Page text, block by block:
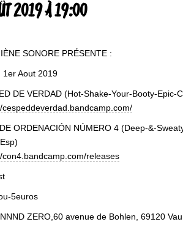
2019 À 19:00
SONORE PRÉSENTE :
1er Aout 2019
DE VERDAD (Hot-Shake-Your-Booty-Epic-
cespeddeverdad.bandcamp.com/
ORDENACIÓN NÚMERO 4 (Deep-&-
con4.bandcamp.com/releases
5euros
ZERO,60 avenue de Bohlen, 69120